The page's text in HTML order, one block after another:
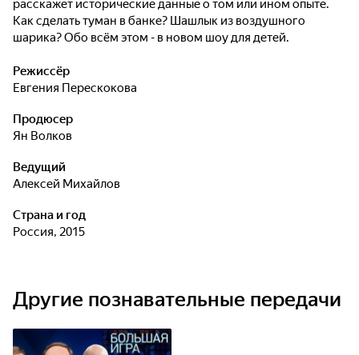
расскажет исторические данные о том или ином опыте.
Как сделать туман в банке? Шашлык из воздушного
шарика? Обо всём этом - в новом шоу для детей.
Режиссёр
Евгения Перескокова
Продюсер
Ян Волков
Ведущий
Алексей Михайлов
Страна и год
Россия, 2015
Другие познавательные передачи